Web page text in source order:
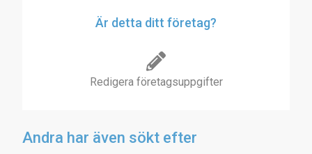
Är detta ditt företag?
Redigera företagsuppgifter
Andra har även sökt efter